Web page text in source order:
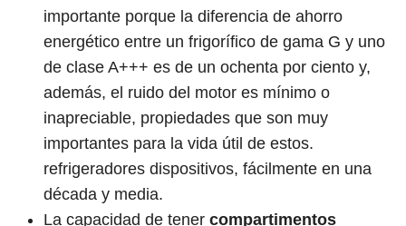
importante porque la diferencia de ahorro
energético entre un frigorífico de gama G y uno
de clase A+++ es de un ochenta por ciento y,
además, el ruido del motor es mínimo o
inapreciable, propiedades que son muy
importantes para la vida útil de estos.
refrigeradores dispositivos, fácilmente en una
década y media.
La capacidad de tener compartimentos